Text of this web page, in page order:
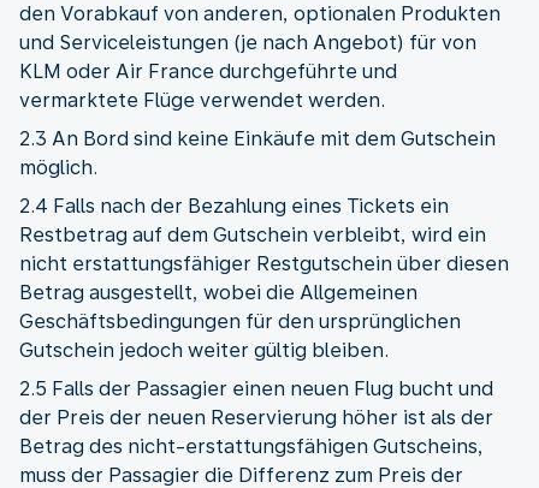
den Vorabkauf von anderen, optionalen Produkten
und Serviceleistungen (je nach Angebot) für von
KLM oder Air France durchgeführte und
vermarktete Flüge verwendet werden.
2.3 An Bord sind keine Einkäufe mit dem Gutschein
möglich.
2.4 Falls nach der Bezahlung eines Tickets ein
Restbetrag auf dem Gutschein verbleibt, wird ein
nicht erstattungsfähiger Restgutschein über diesen
Betrag ausgestellt, wobei die Allgemeinen
Geschäftsbedingungen für den ursprünglichen
Gutschein jedoch weiter gültig bleiben.
2.5 Falls der Passagier einen neuen Flug bucht und
der Preis der neuen Reservierung höher ist als der
Betrag des nicht-erstattungsfähigen Gutscheins,
muss der Passagier die Differenz zum Preis der